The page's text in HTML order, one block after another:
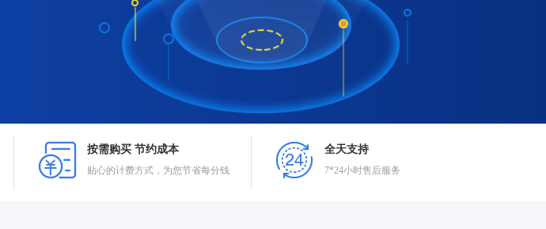
按需购买 节约成本
贴心的计费方式，为您节省每分钱
全天支持
7*24小时售后服务